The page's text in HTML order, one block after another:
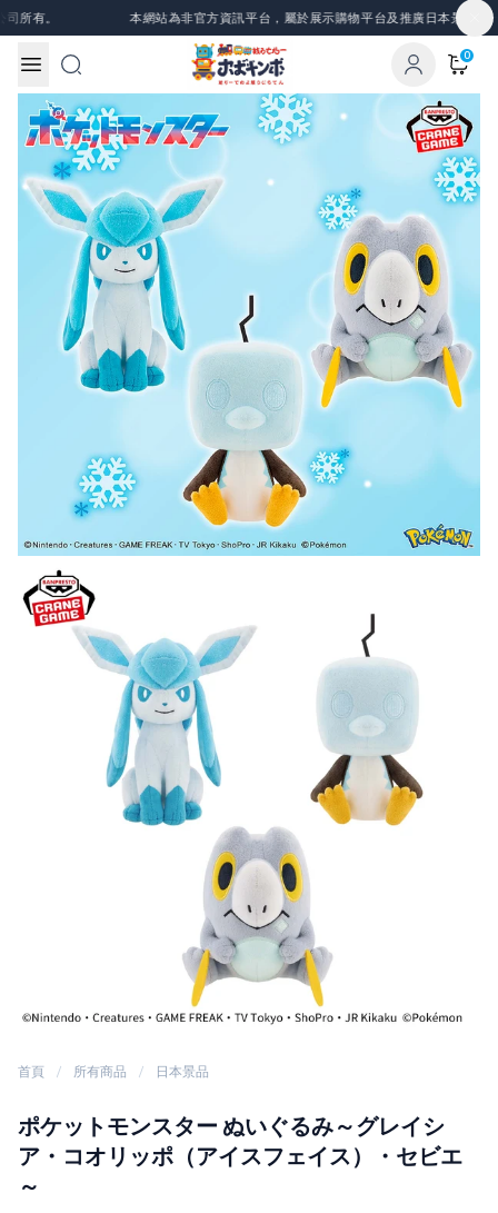
Skip to content
有。 本網站為非官方資訊平台，屬於展示購物平台及推廣日本景品、一
0
首頁 所有商品 日本景品
ポケットモンスター ぬいぐるみ～グレイシ
ア・コオリッポ（アイスフェイス）・セビエ
～